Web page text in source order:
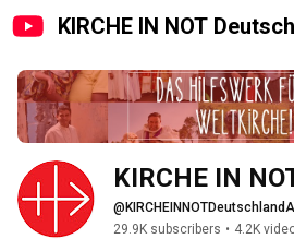
KIRCHE IN NOT
KIRCHE IN
29.9K subscribers • 4.2K